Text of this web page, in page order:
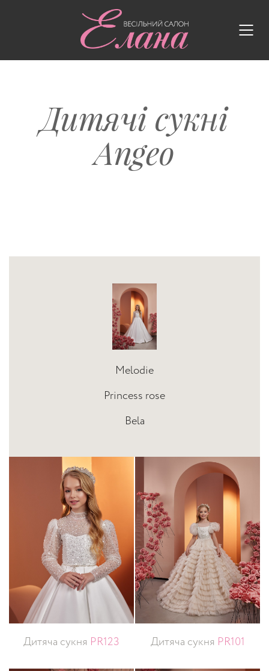
Дитячі сукні
Angeo
Melodie
Princess rose
Bela
Дитяча сукня PR123 Дитяча сукня PR101